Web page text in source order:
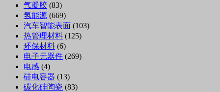
气凝胶 (83)
氢能源 (669)
汽车智能表面 (103)
热管理材料 (125)
环保材料 (6)
电子元器件 (269)
电感 (4)
硅电容器 (13)
碳化硅陶瓷 (83)